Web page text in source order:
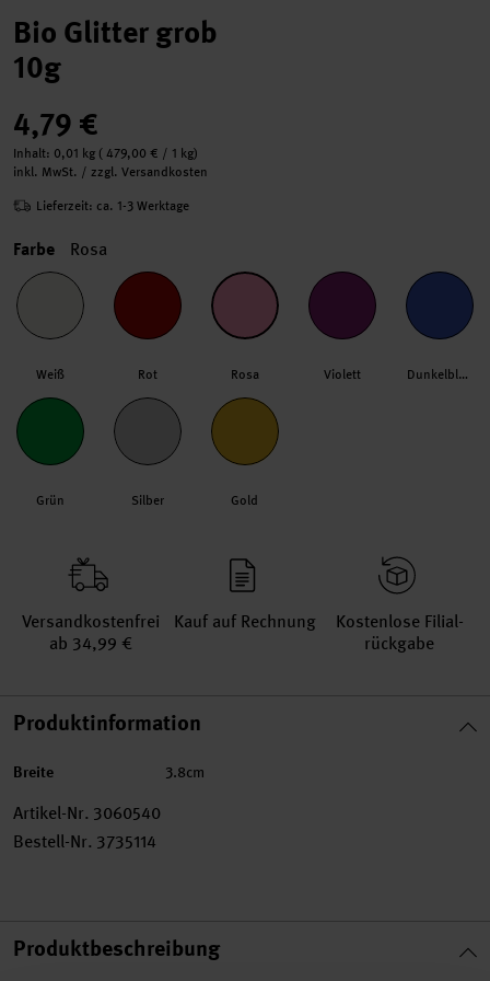
Bio Glitter grob
10g
4,79 €
Inhalt: 0,01 kg (479,00 € / 1 kg)
inkl. MwSt. / zzgl. Versandkosten
Lieferzeit: ca. 1-3 Werktage
Farbe Rosa
Weiß Rot Rosa Violett Dunkelblau
Grün Silber Gold
Versand­kosten­frei
ab 34,99 €
Kauf auf Rechnung
Kosten­lose Filial­
rückgabe
Produktinformation
Breite 3.8cm
Artikel-Nr. 3060540
Bestell-Nr. 3735114
Produktbeschreibung